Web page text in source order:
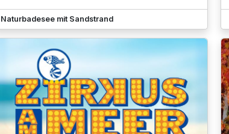
Naturbadesee mit Sandstrand